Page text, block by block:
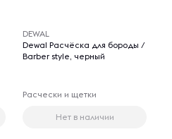
DEWAL
Dewal Расчёска для бороды /
Barber style, черный
Расчески и щетки
Нет в наличии